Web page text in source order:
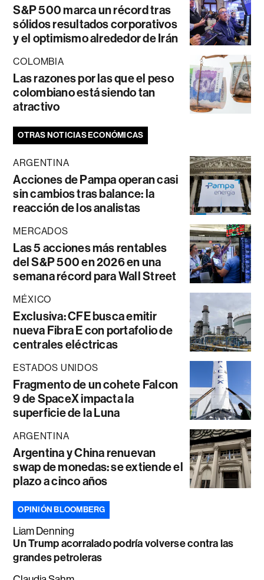
S&P 500 marca un récord tras
sólidos resultados corporativos
y el optimismo alrededor de Irán
COLOMBIA
Las razones por las que el peso
colombiano está siendo tan
atractivo
OTRAS NOTICIAS ECONÓMICAS
ARGENTINA
Acciones de Pampa operan casi
sin cambios tras balance: la
reacción de los analistas
MERCADOS
Las 5 acciones más rentables
del S&P 500 en 2026 en una
semana récord para Wall Street
MÉXICO
Exclusiva: CFE busca emitir
nueva Fibra E con portafolio de
centrales eléctricas
ESTADOS UNIDOS
Fragmento de un cohete Falcon
9 de SpaceX impacta la
superficie de la Luna
ARGENTINA
Argentina y China renuevan
swap de monedas: se extiende el
plazo a cinco años
OPINIÓN BLOOMBERG
Liam Denning
Un Trump acorralado podría volverse contra las
grandes petroleras